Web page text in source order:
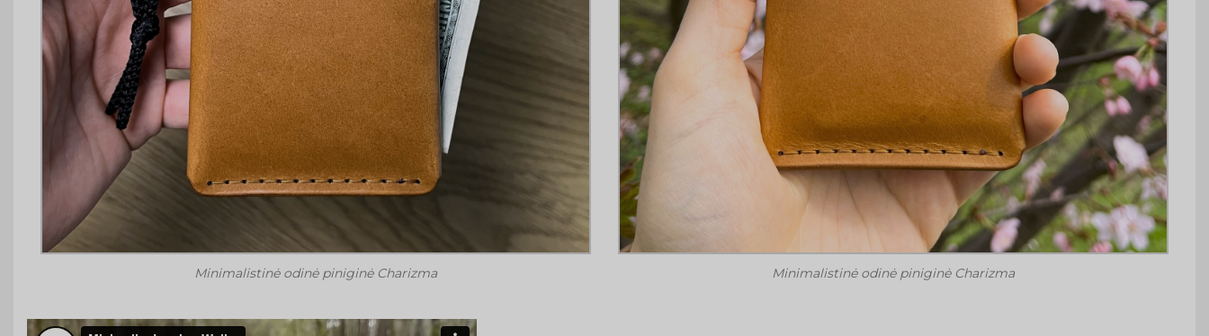
Minimalistinė odinė piniginė Charizma Minimalistinė odinė piniginė Charizma